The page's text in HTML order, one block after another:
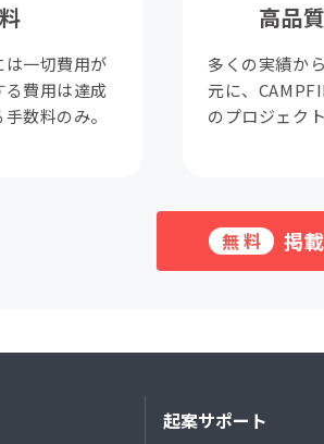
は一切費用が
費用は達成
数料のみ。
高品
多くの実績か
元に、
のプロジェク
無料 掲
起案サポート